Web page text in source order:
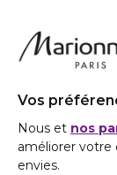
Vos
Nous et nos
améliorer votre
envies.